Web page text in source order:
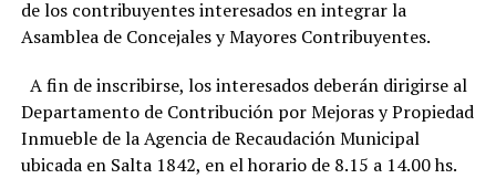
de los contribuyentes interesados en integrar la
Asamblea de Concejales y Mayores Contribuyentes.
A fin de inscribirse, los interesados deberán dirigirse al
Departamento de Contribución por Mejoras y Propiedad
Inmueble de la Agencia de Recaudación Municipal
ubicada en Salta 1842, en el horario de 8.15 a 14.00 hs.